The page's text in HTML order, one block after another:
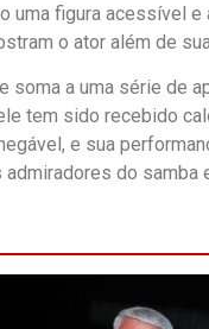
uma figura acessível
o ator além de
soma a uma série de
tem sido recebido
e sua
do samba